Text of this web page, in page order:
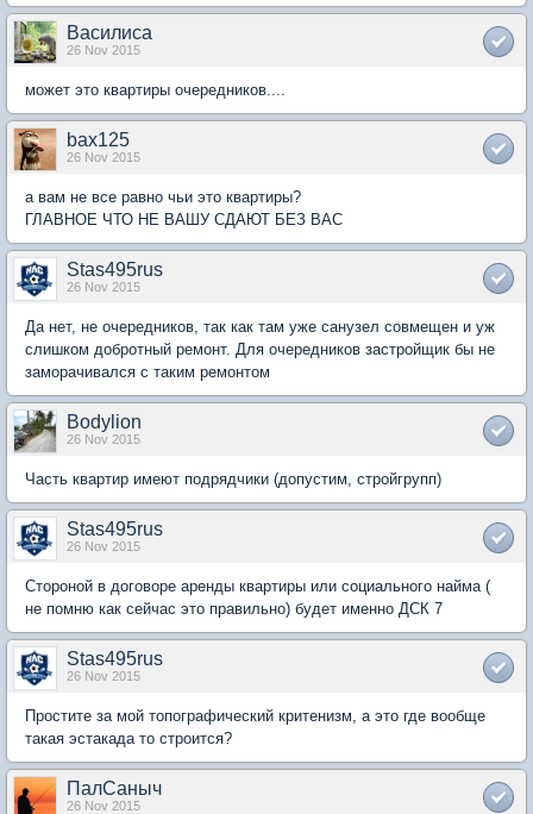
Василиса
26 Nov 2015
может это квартиры очередников....
bax125
26 Nov 2015
а вам не все равно чьи это квартиры?
ГЛАВНОЕ ЧТО НЕ ВАШУ СДАЮТ БЕЗ ВАС
Stas495rus
26 Nov 2015
Да нет, не очередников, так как там уже санузел совмещен и уж
слишком добротный ремонт. Для очередников застройщик бы не
заморачивался с таким ремонтом
Bodylion
26 Nov 2015
Часть квартир имеют подрядчики (допустим, стройгрупп)
Stas495rus
26 Nov 2015
Стороной в договоре аренды квартиры или социального найма (
не помню как сейчас это правильно) будет именно ДСК 7
Stas495rus
26 Nov 2015
Простите за мой топографический критенизм, а это где вообще
такая эстакада то строится?
ПалСаныч
26 Nov 2015